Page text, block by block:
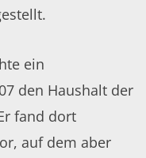
ein
den Haushalt der
fand dort
auf dem aber